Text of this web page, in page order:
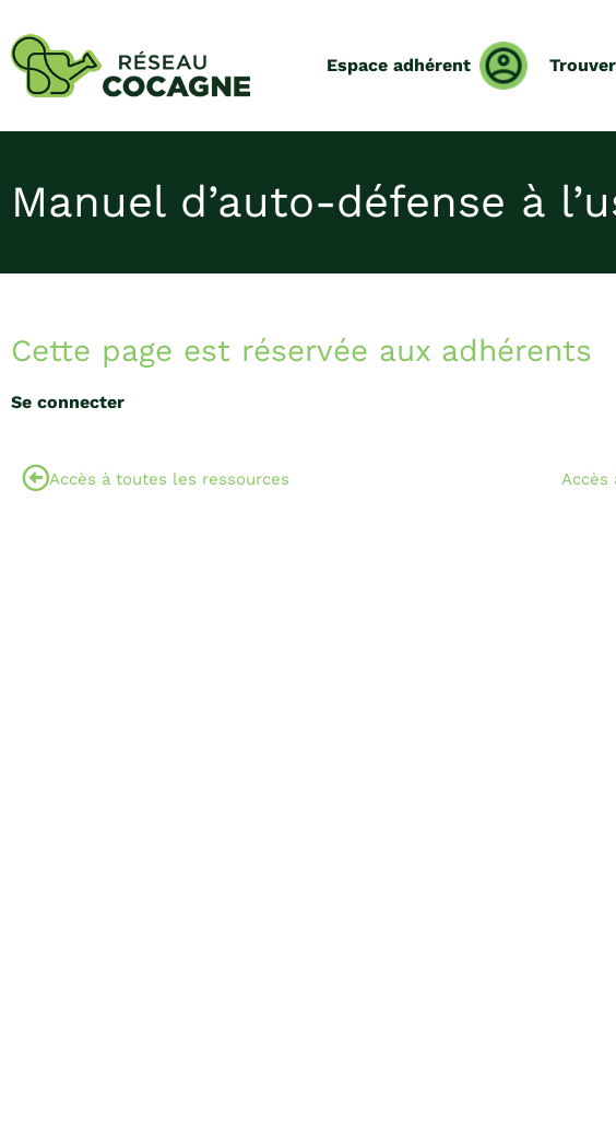
Espace adhérent
Manuel d’auto-défense à
Cette page est réservée aux adhérents
Se connecter
Accès à toutes les ressources Accès